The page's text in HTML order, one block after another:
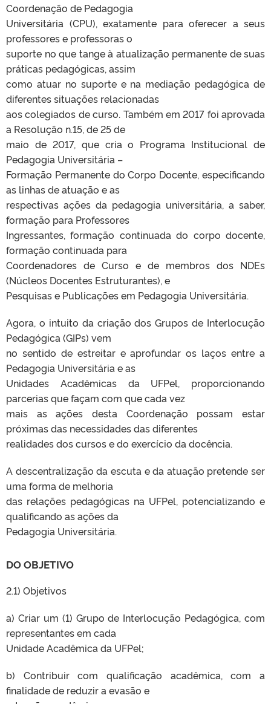
Coordenação de Pedagogia
Universitária (CPU), exatamente para oferecer a seus
professores e professoras o
suporte no que tange à atualização permanente de suas
práticas pedagógicas, assim
como atuar no suporte e na mediação pedagógica de
diferentes situações relacionadas
aos colegiados de curso. Também em 2017 foi aprovada
a Resolução n.15, de 25 de
maio de 2017, que cria o Programa Institucional de
Pedagogia Universitária –
Formação Permanente do Corpo Docente, especificando
as linhas de atuação e as
respectivas ações da pedagogia universitária, a saber,
formação para Professores
Ingressantes, formação continuada do corpo docente,
formação continuada para
Coordenadores de Curso e de membros dos NDEs
(Núcleos Docentes Estruturantes), e
Pesquisas e Publicações em Pedagogia Universitária.
Agora, o intuito da criação dos Grupos de Interlocução
Pedagógica (GIPs) vem
no sentido de estreitar e aprofundar os laços entre a
Pedagogia Universitária e as
Unidades Acadêmicas da UFPel, proporcionando
parcerias que façam com que cada vez
mais as ações desta Coordenação possam estar
próximas das necessidades das diferentes
realidades dos cursos e do exercício da docência.
A descentralização da escuta e da atuação pretende ser
uma forma de melhoria
das relações pedagógicas na UFPel, potencializando e
qualificando as ações da
Pedagogia Universitária.
DO OBJETIVO
2.1) Objetivos
a) Criar um (1) Grupo de Interlocução Pedagógica, com
representantes em cada
Unidade Acadêmica da UFPel;
b) Contribuir com qualificação acadêmica, com a
finalidade de reduzir a evasão e